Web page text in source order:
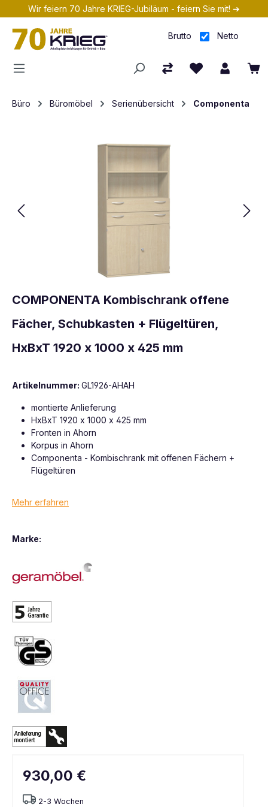
Zum Hauptinhalt springen
Wir feiern 70 Jahre KRIEG-Jubiläum - feiern Sie mit! ➔
Brutto Netto
Büro Büromöbel Serienübersicht Componenta
COMPONENTA Kombischrank offene
Fächer, Schubkasten + Flügeltüren,
HxBxT 1920 x 1000 x 425 mm
Artikelnummer: GL1926-AHAH
montierte Anlieferung
HxBxT 1920 x 1000 x 425 mm
Fronten in Ahorn
Korpus in Ahorn
Componenta - Kombischrank mit offenen Fächern +
Flügeltüren
Mehr erfahren
Marke:
930,00 €
2-3 Wochen